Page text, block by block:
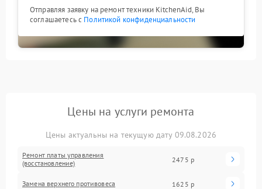
Отправляя заявку на ремонт техники KitchenAid, Вы
соглашаетесь с Политикой конфиденциальности
Цены на услуги ремонта
Цены актуальны на текущую дату 09.08.2026
Ремонт платы управления
(восстановление)
2475 р
Замена верхнего противовеса 1625 р